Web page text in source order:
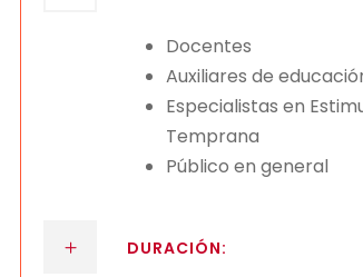
Docentes
Auxiliares de
Especialistas en
Temprana
Público en general
DURACIÓN: